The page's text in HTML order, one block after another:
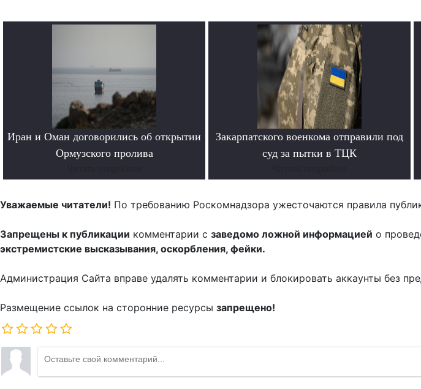
Иран и Оман договорились об открытии
Ормузского пролива
Закарпатского военкома отправили под
суд за пытки в ТЦК
Уважаемые читатели! По требованию Роскомнадзора ужесточаются правила
Запрещены к публикации комментарии с заведомо ложной информацией о
экстремистские высказывания, оскорбления, фейки.
Администрация Сайта вправе удалять комментарии и блокировать аккаунты без
Размещение ссылок на сторонние ресурсы запрещено!